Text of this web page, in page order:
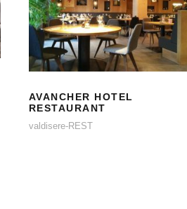
AVANCHER HOTEL
RESTAURANT
AVANCHER HOTEL
RESTAURANT
valdisere-REST